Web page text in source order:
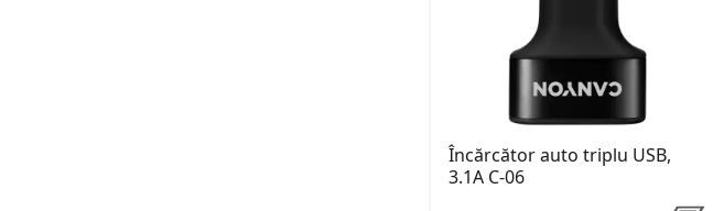
Încărcător auto triplu USB,
3.1A C-06